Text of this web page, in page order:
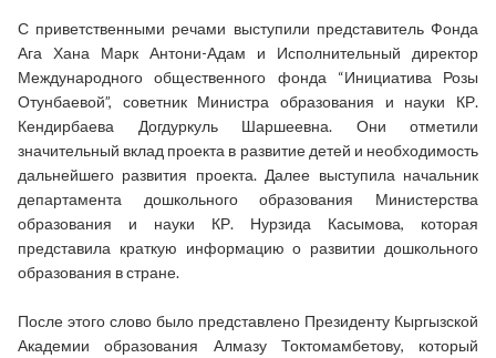
С приветственными речами выступили представитель Фонда
Ага Хана Марк Антони-Адам и Исполнительный директор
Международного общественного фонда “Инициатива Розы
Отунбаевой”, советник Министра образования и науки КР.
Кендирбаева Догдуркуль Шаршеевна. Они отметили
значительный вклад проекта в развитие детей и необходимость
дальнейшего развития проекта. Далее выступила начальник
департамента дошкольного образования Министерства
образования и науки КР. Нурзида Касымова, которая
представила краткую информацию о развитии дошкольного
образования в стране.
После этого слово было представлено Президенту Кыргызской
Академии образования Алмазу Токтомамбетову, который